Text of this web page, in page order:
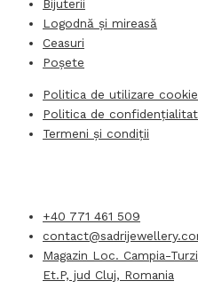
Bijuterii
Logodnă și mireasă
Ceasuri
Poșete
Politica de utilizare
Politica de
Termeni și condiții
+40 771 461 509
Magazin Loc. Campia-
Et.P, jud Cluj, Romania